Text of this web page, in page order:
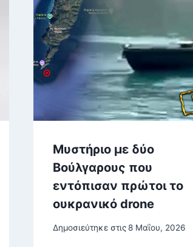
Μυστήριο με δύο
Βούλγαρους που
εντόπισαν πρώτοι το
ουκρανικό drone
Δημοσιεύτηκε στις 8 Μαΐου, 2026